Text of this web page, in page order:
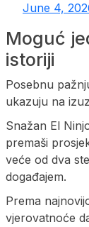
June 4,
Moguć
istoriji
Posebnu
ukazuju na
Snažan El
premaši
veće od dva
događajem.
Prema
vjerovatnoće